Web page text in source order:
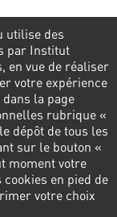
utilise des
par Institut
en vue de réaliser
votre expérience
la page
rubrique «
dépôt de tous les
sur le bouton «
moment votre
en pied de
votre choix